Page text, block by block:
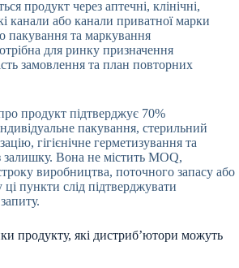
продукт через аптечні, клінічні,
канали або канали приватної марки
пакування та маркування
для ринку призначення
замовлення та план повторних
продукт підтверджує 70%
пакування, стерильний
гігієнічне герметизування та
Вона не містить MOQ,
виробництва, поточного запасу або
пункти слід підтверджувати
продукту, які дистриб’ютори можуть